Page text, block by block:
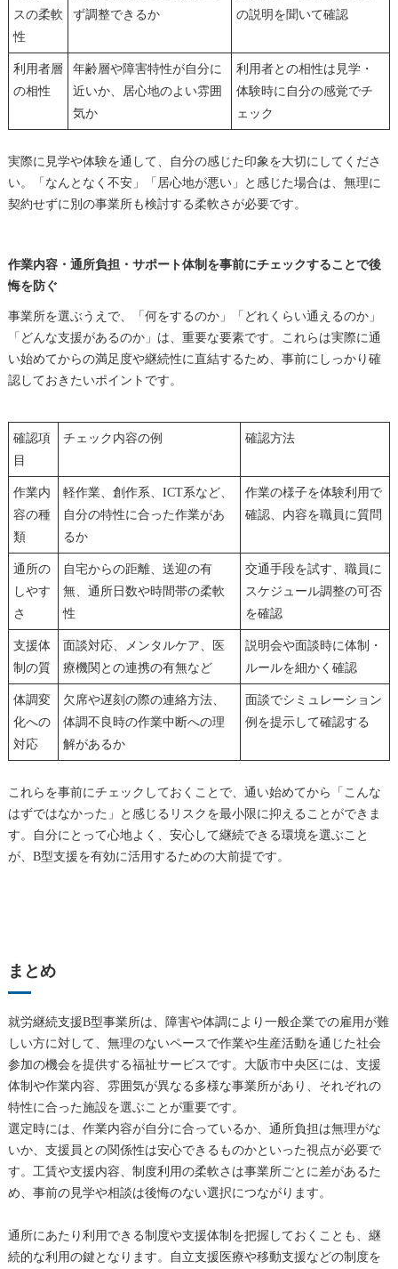
スの柔軟
性
ず調整できるか
の説明を聞いて確認
利用者層
の相性
年齢層や障害特性が自分に
近いか、居心地のよい雰囲
気か
利用者との相性は見学・
体験時に自分の感覚でチ
ェック
実際に見学や体験を通して、自分の感じた印象を大切にしてくださ
い。「なんとなく不安」「居心地が悪い」と感じた場合は、無理に
契約せずに別の事業所も検討する柔軟さが必要です。
作業内容・通所負担・サポート体制を事前にチェックすることで後
悔を防ぐ
事業所を選ぶうえで、「何をするのか」「どれくらい通えるのか」
「どんな支援があるのか」は、重要な要素です。これらは実際に通
い始めてからの満足度や継続性に直結するため、事前にしっかり確
認しておきたいポイントです。
確認項
目
チェック内容の例 確認方法
作業内
容の種
類
軽作業、創作系、ICT系など、
自分の特性に合った作業があ
るか
作業の様子を体験利用で
確認、内容を職員に質問
通所の
しやす
さ
自宅からの距離、送迎の有
無、通所日数や時間帯の柔軟
性
交通手段を試す、職員に
スケジュール調整の可否
を確認
支援体
制の質
面談対応、メンタルケア、医
療機関との連携の有無など
説明会や面談時に体制・
ルールを細かく確認
体調変
化への
対応
欠席や遅刻の際の連絡方法、
体調不良時の作業中断への理
解があるか
面談でシミュレーション
例を提示して確認する
これらを事前にチェックしておくことで、通い始めてから「こんな
はずではなかった」と感じるリスクを最小限に抑えることができま
す。自分にとって心地よく、安心して継続できる環境を選ぶこと
が、B型支援を有効に活用するための大前提です。
まとめ
就労継続支援B型事業所は、障害や体調により一般企業での雇用が難
しい方に対して、無理のないペースで作業や生産活動を通じた社会
参加の機会を提供する福祉サービスです。大阪市中央区には、支援
体制や作業内容、雰囲気が異なる多様な事業所があり、それぞれの
特性に合った施設を選ぶことが重要です。
選定時には、作業内容が自分に合っているか、通所負担は無理がな
いか、支援員との関係性は安心できるものかといった視点が必要で
す。工賃や支援内容、制度利用の柔軟さは事業所ごとに差があるた
め、事前の見学や相談は後悔のない選択につながります。
通所にあたり利用できる制度や支援体制を把握しておくことも、継
続的な利用の鍵となります。自立支援医療や移動支援などの制度を